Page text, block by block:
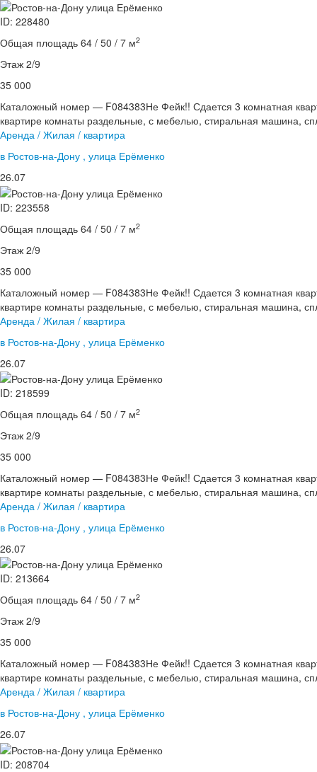
ID: 228480
Общая площадь 64 / 50 / 7 м2
Этаж 2/9
35 000
Каталожный номер — F084383Не Фейк!! Сдается 3 комнатная
квартире комнаты раздельные, с мебелью, стиральная машина,
Аренда / Жилая / квартира
в Ростов-на-Дону , улица Ерёменко
26.07
ID: 223558
Общая площадь 64 / 50 / 7 м2
Этаж 2/9
35 000
Каталожный номер — F084383Не Фейк!! Сдается 3 комнатная
квартире комнаты раздельные, с мебелью, стиральная машина,
Аренда / Жилая / квартира
в Ростов-на-Дону , улица Ерёменко
26.07
ID: 218599
Общая площадь 64 / 50 / 7 м2
Этаж 2/9
35 000
Каталожный номер — F084383Не Фейк!! Сдается 3 комнатная
квартире комнаты раздельные, с мебелью, стиральная машина,
Аренда / Жилая / квартира
в Ростов-на-Дону , улица Ерёменко
26.07
ID: 213664
Общая площадь 64 / 50 / 7 м2
Этаж 2/9
35 000
Каталожный номер — F084383Не Фейк!! Сдается 3 комнатная
квартире комнаты раздельные, с мебелью, стиральная машина,
Аренда / Жилая / квартира
в Ростов-на-Дону , улица Ерёменко
26.07
ID: 208704